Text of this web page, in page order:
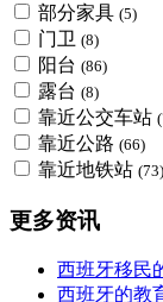
部分家具 (5)
门卫 (8)
阳台 (86)
露台 (8)
靠近公交车站
靠近公路 (66)
靠近地铁站 (73)
更多资讯
西班牙移民
西班牙的教